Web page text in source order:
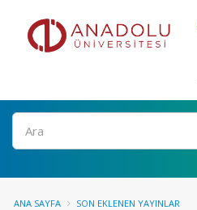
Ara
ANA SAYFA SON EKLENEN YAYINLAR